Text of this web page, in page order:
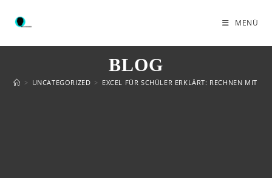
MENÜ
BLOG
> UNCATEGORIZED > EXCEL FÜR SCHÜLER ERKLÄRT: RECHNEN MIT